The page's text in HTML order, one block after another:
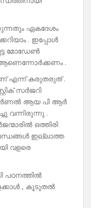
ഏകദേശം
. ഇപ്പോൾ
മോഡേൺ
.
എന്ന് കരുതരുത് .
സർജറി
ആയ പി ആർ
വന്നിരുന്നു .
ഒത്തിരി
ബന്ധങ്ങൾ ഇല്ലാത്ത
വളരെ
പഠനത്തിൽ
, കൂടുതൽ